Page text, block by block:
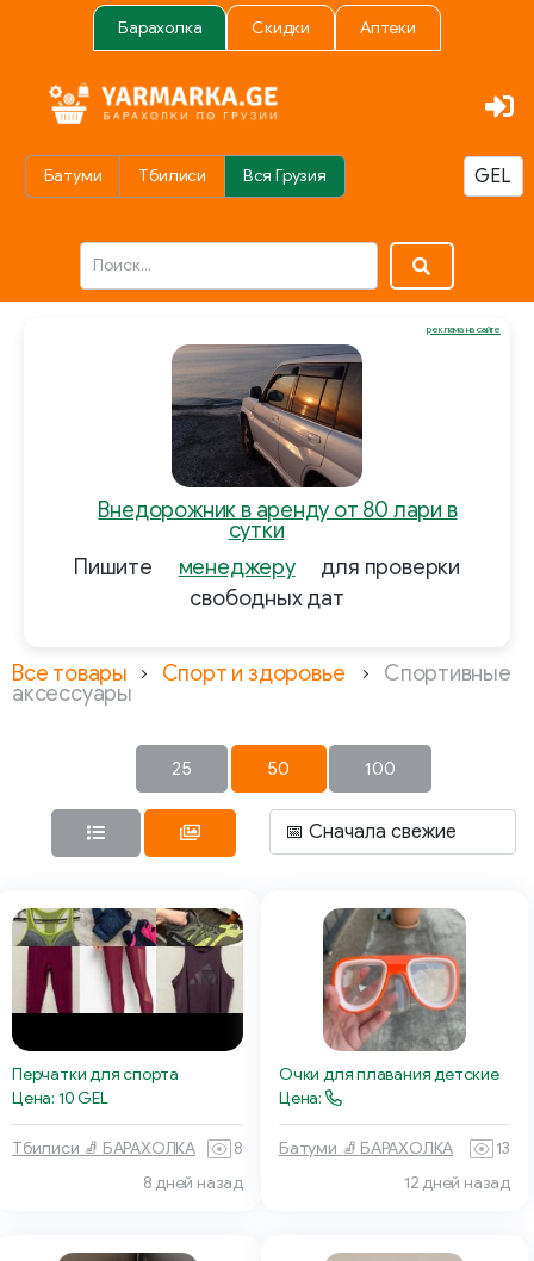
Барахолка Скидки Аптеки
Батуми Тбилиси Вся Грузия
Внедорожник в аренду от 80 лари в
сутки
Пишите
менеджеру
для проверки
свободных дат
реклама на сайте
Все товары Спорт и здоровье Спортивные
аксессуары
25 50 100
Перчатки для спорта
Цена: 10 GEL
Тбилиси 🧦 БАРАХОЛКА
8
8 дней назад
Очки для плавания детские
Цена:
Батуми 🧦 БАРАХОЛКА
13
12 дней назад